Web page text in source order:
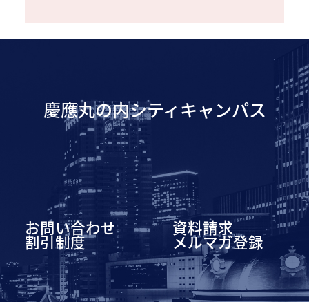
慶應丸の内シティキャンパス
お問い合わせ 資料請求
割引制度 メルマガ登録